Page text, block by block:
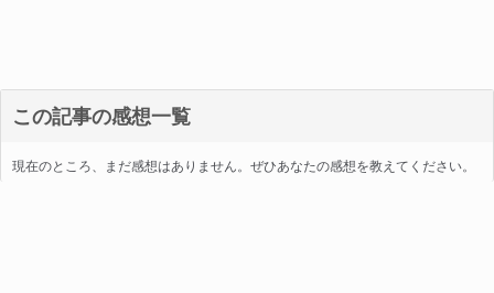
この記事の感想一覧
現在のところ、まだ感想はありません。ぜひあなたの感想を教えてください。